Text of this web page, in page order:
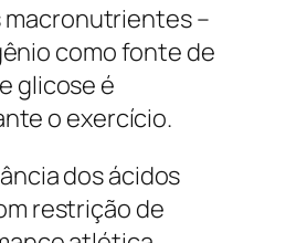
macronutrientes –
como fonte de
glicose é
o exercício.
dos ácidos
restrição de